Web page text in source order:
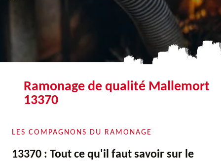
Ramonage de qualité Mallemort
13370
LES COMPAGNONS DU RAMONAGE
13370 : Tout ce qu'il faut savoir sur le